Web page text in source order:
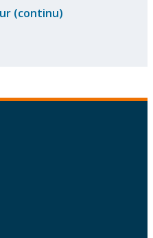
(continu)